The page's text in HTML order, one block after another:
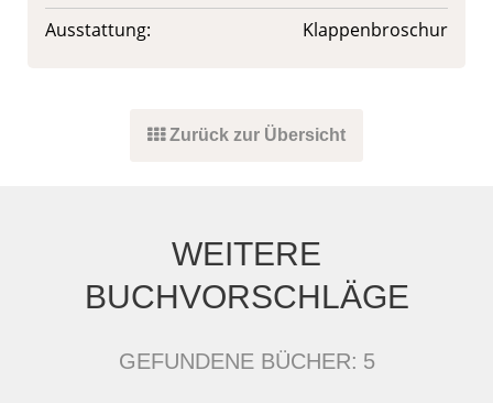
Ausstattung:
Klappenbroschur
Zurück zur Übersicht
WEITERE
BUCHVORSCHLÄGE
GEFUNDENE BÜCHER: 5